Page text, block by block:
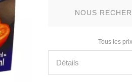
NOUS
Tous les
Détails